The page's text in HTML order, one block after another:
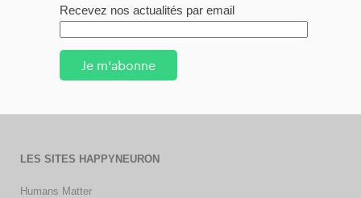
Recevez nos actualités par email
Je m'abonne
LES SITES HAPPYNEURON
Humans Matter